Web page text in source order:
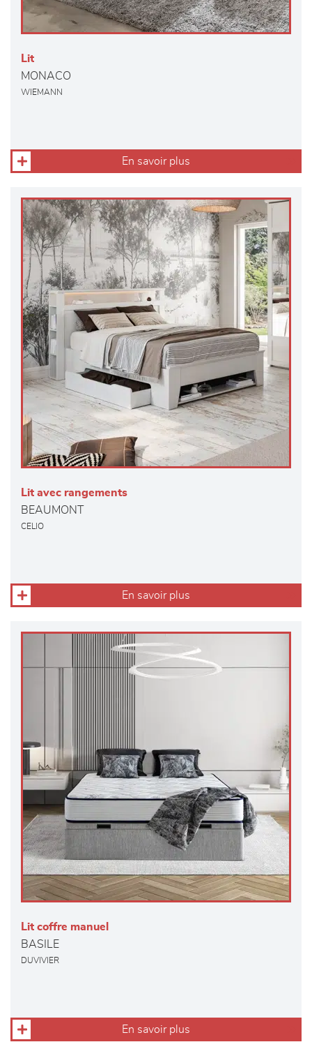
Lit
MONACO
WIEMANN
En savoir plus
Lit avec rangements
BEAUMONT
CELIO
En savoir plus
Lit coffre manuel
BASILE
DUVIVIER
En savoir plus